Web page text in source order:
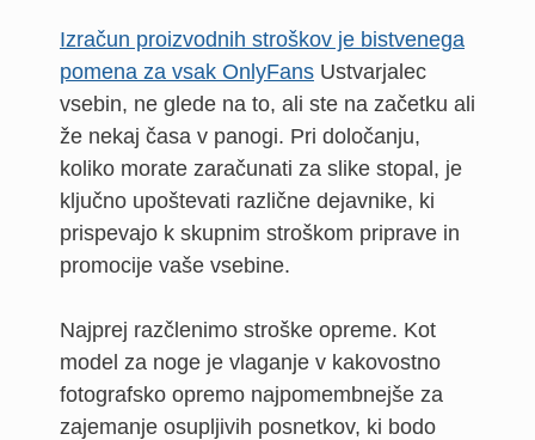
Izračun proizvodnih stroškov je bistvenega
pomena za vsak OnlyFans Ustvarjalec
vsebin, ne glede na to, ali ste na začetku ali
že nekaj časa v panogi. Pri določanju,
koliko morate zaračunati za slike stopal, je
ključno upoštevati različne dejavnike, ki
prispevajo k skupnim stroškom priprave in
promocije vaše vsebine.
Najprej razčlenimo stroške opreme. Kot
model za noge je vlaganje v kakovostno
fotografsko opremo najpomembnejše za
zajemanje osupljivih posnetkov, ki bodo